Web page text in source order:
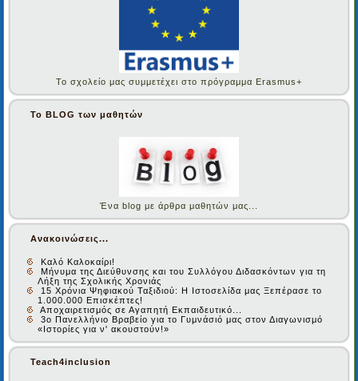
Το σχολείο μας συμμετέχει στο πρόγραμμα Erasmus+
Το BLOG των μαθητών
Ένα blog με άρθρα μαθητών μας...
Ανακοινώσεις...
Καλό Καλοκαίρι!
Μήνυμα της Διεύθυνσης και του Συλλόγου Διδασκόντων για τη
Λήξη της Σχολικής Χρονιάς
15 Χρόνια Ψηφιακού Ταξιδιού: Η Ιστοσελίδα μας Ξεπέρασε το
1.000.000 Επισκέπτες!
Αποχαιρετισμός σε Αγαπητή Εκπαιδευτικό...
3ο Πανελλήνιο Βραβείο για το Γυμνάσιό μας στον Διαγωνισμό
«Ιστορίες για ν' ακουστούν!»
Teach4inclusion